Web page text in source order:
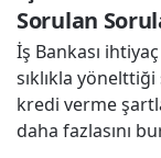
Sorulan
İş Bankası
sıklıkla
kredi verme
daha fazlasını